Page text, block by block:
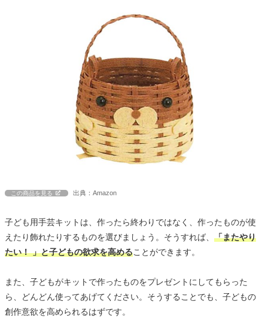
この商品を見る 出典：Amazon
子ども用手芸キットは、作ったら終わりではなく、作ったものが使
えたり飾れたりするものを選びましょう。そうすれば、 「またやり
たい！ 」と子どもの欲求を高めることができます。
また、子どもがキットで作ったものをプレゼントにしてもらった
ら、どんどん使ってあげてください。そうすることでも、子どもの
創作意欲を高められるはずです。